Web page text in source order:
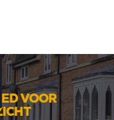
VOOR